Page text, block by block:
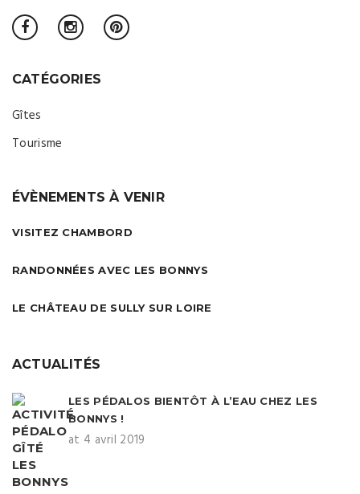
CATÉGORIES
Gîtes
Tourisme
ÉVÈNEMENTS À VENIR
VISITEZ CHAMBORD
RANDONNÉES AVEC LES BONNYS
LE CHÂTEAU DE SULLY SUR LOIRE
ACTUALITÉS
LES PÉDALOS BIENTÔT À L’EAU CHEZ LES
BONNYS !
at 4 avril 2019